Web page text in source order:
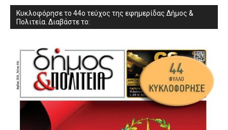
Κυκλοφόρησε το 44ο τεύχος της εφημερίδας Δήμος &
Πολιτεία. Διαβάστε το: